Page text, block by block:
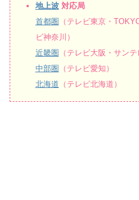
地上波対応局
首都圏 （テレビ東京・
ビ神奈川）
近畿圏 （テレビ大阪・サン
中部圏 （テレビ愛知）
北海道 （テレビ北海道）